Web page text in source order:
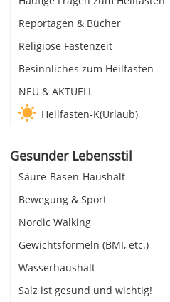
Reportagen & Bücher
Religiöse Fastenzeit
Besinnliches zum Heilfasten
NEU & AKTUELL
Heilfasten-K(Urlaub)
Gesunder Lebensstil
Säure-Basen-Haushalt
Bewegung & Sport
Nordic Walking
Gewichtsformeln (BMI, etc.)
Wasserhaushalt
Salz ist gesund und wichtig!